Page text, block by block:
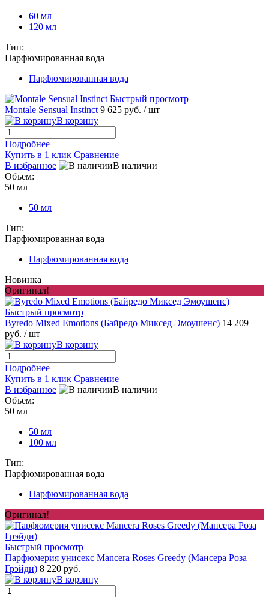
60 мл
120 мл
Тип:
Парфюмированная вода
Парфюмированная вода
Быстрый просмотр
Montale Sensual Instinct 9 625 руб. / шт
В корзину
Подробнее
Купить в 1 клик Сравнение
В избранное
В наличии
Объем:
50 мл
50 мл
Тип:
Парфюмированная вода
Парфюмированная вода
Новинка
Оригинал!
Быстрый просмотр
Byredo Mixed Emotions (Байредо Миксед Эмоушенс) 14 209
руб. / шт
В корзину
Подробнее
Купить в 1 клик Сравнение
В избранное
В наличии
Объем:
50 мл
50 мл
100 мл
Тип:
Парфюмированная вода
Парфюмированная вода
Оригинал!
Быстрый просмотр
Парфюмерия унисекс Mancera Roses Greedy (Мансера Роза
Грэйди) 8 220 руб.
В корзину